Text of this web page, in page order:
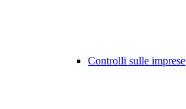
Controlli sulle imprese